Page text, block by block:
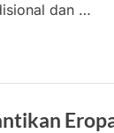
dan …